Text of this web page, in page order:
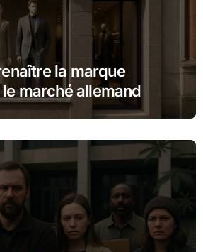
la marque
marché allemand